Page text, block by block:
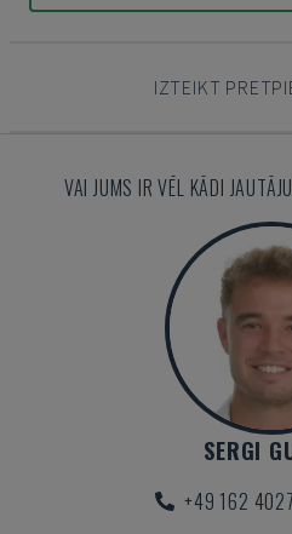
IZTEIKT
VAI JUMS IR VĒL KĀDI
SERGI
+49 162